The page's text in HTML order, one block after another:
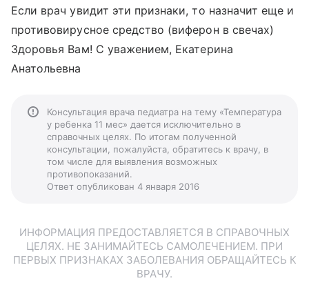
Если врач увидит эти признаки, то назначит еще и
противовирусное средство (виферон в свечах)
Здоровья Вам! С уважением, Екатерина
Анатольевна
Консультация врача педиатра на тему «Температура
у ребенка 11 мес» дается исключительно в
справочных целях. По итогам полученной
консультации, пожалуйста, обратитесь к врачу, в
том числе для выявления возможных
противопоказаний.
Ответ опубликован 4 января 2016
ИНФОРМАЦИЯ ПРЕДОСТАВЛЯЕТСЯ В СПРАВОЧНЫХ
ЦЕЛЯХ. НЕ ЗАНИМАЙТЕСЬ САМОЛЕЧЕНИЕМ. ПРИ
ПЕРВЫХ ПРИЗНАКАХ ЗАБОЛЕВАНИЯ ОБРАЩАЙТЕСЬ К
ВРАЧУ.